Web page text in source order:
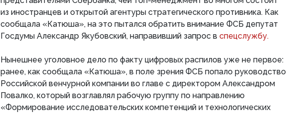
из иностранцев и открытой агентуры стратегического противника. Как
сообщала «Катюша», на это пытался обратить внимание ФСБ депутат
Госдумы Александр Якубовский, направивший запрос в спецслужбу.
Нынешнее уголовное дело по факту цифровых распилов уже не первое:
ранее, как сообщала «Катюша», в поле зрения ФСБ попало руководство
Российской венчурной компании во главе с директором Александром
Повалко, который возглавлял рабочую группу по направлению
«Формирование исследовательских компетенций и технологических